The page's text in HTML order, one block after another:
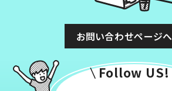
お問い合わせページへ
Follow US!